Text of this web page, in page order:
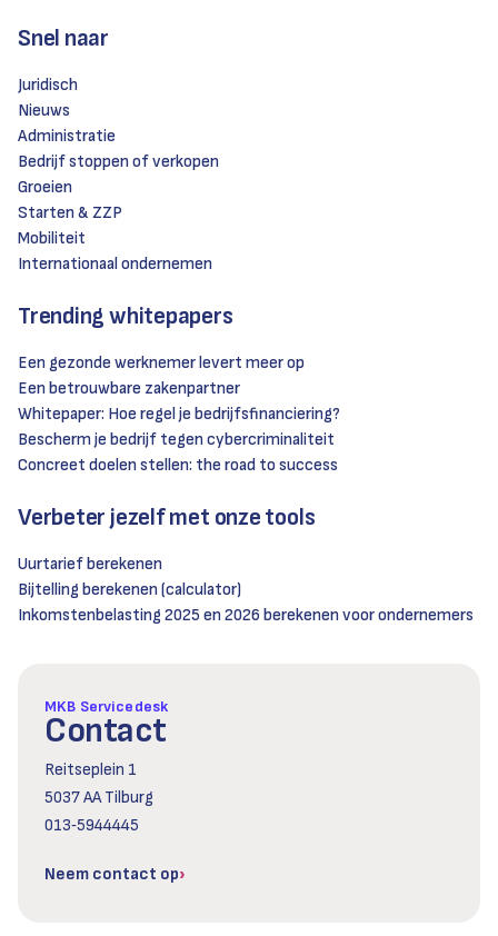
Snel naar
Juridisch
Nieuws
Administratie
Bedrijf stoppen of verkopen
Groeien
Starten & ZZP
Mobiliteit
Internationaal ondernemen
Trending whitepapers
Een gezonde werknemer levert meer op
Een betrouwbare zakenpartner
Whitepaper: Hoe regel je bedrijfsfinanciering?
Bescherm je bedrijf tegen cybercriminaliteit
Concreet doelen stellen: the road to success
Verbeter jezelf met onze tools
Uurtarief berekenen
Bijtelling berekenen (calculator)
Inkomstenbelasting 2025 en 2026 berekenen voor ondernemers
MKB Servicedesk
Contact
Reitseplein 1
5037 AA Tilburg
013‑5944445
Neem contact op